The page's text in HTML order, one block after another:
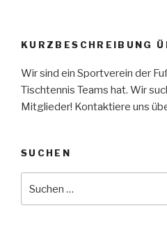
KURZBESCHREIBUNG
Wir sind ein Sportverein der
Tischtennis Teams hat. Wir
Mitglieder! Kontaktiere uns
SUCHEN